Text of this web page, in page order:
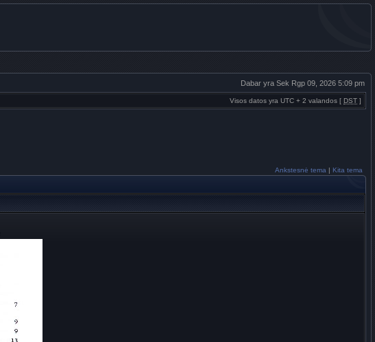
Dabar yra Sek Rgp 09, 2026 5:09 pm
Visos datos yra UTC + 2 valandos [ DST ]
Ankstesnė tema | Kita tema